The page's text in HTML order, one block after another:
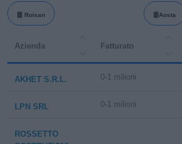
Roisan Aosta
Azienda Fatturato
AKHET S.R.L. 0-1 milioni
LPN SRL 0-1 milioni
ROSSETTO